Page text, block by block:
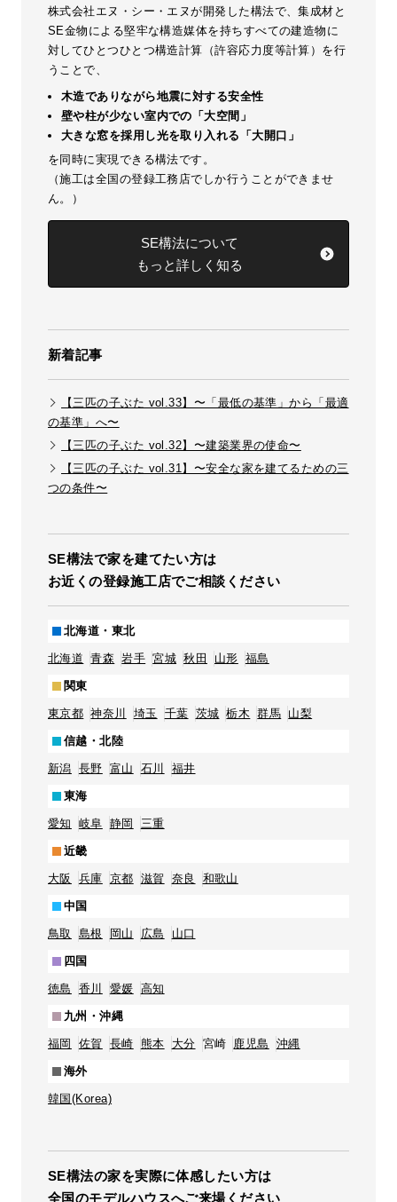
株式会社エヌ・シー・エヌが開発した構法で、集成材と
SE金物による堅牢な構造媒体を持ちすべての建造物に
対してひとつひとつ構造計算（許容応力度等計算）を行
うことで、
木造でありながら地震に対する安全性
壁や柱が少ない室内での「大空間」
大きな窓を採用し光を取り入れる「大開口」
を同時に実現できる構法です。
（施工は全国の登録工務店でしか行うことができませ
ん。）
SE構法について
もっと詳しく知る
新着記事
【三匹の子ぶた vol.33】〜「最低の基準」から「最適
の基準」へ〜
【三匹の子ぶた vol.32】〜建築業界の使命〜
【三匹の子ぶた vol.31】〜安全な家を建てるための三
つの条件〜
SE構法で家を建てたい方は
お近くの登録施工店でご相談ください
北海道・東北
北海道 青森 岩手 宮城 秋田 山形 福島
関東
東京都 神奈川 埼玉 千葉 茨城 栃木 群馬 山梨
信越・北陸
新潟 長野 富山 石川 福井
東海
愛知 岐阜 静岡 三重
近畿
大阪 兵庫 京都 滋賀 奈良 和歌山
中国
鳥取 島根 岡山 広島 山口
四国
徳島 香川 愛媛 高知
九州・沖縄
福岡 佐賀 長崎 熊本 大分 宮崎 鹿児島 沖縄
海外
韓国(Korea)
SE構法の家を実際に体感したい方は
全国のモデルハウスへご来場ください